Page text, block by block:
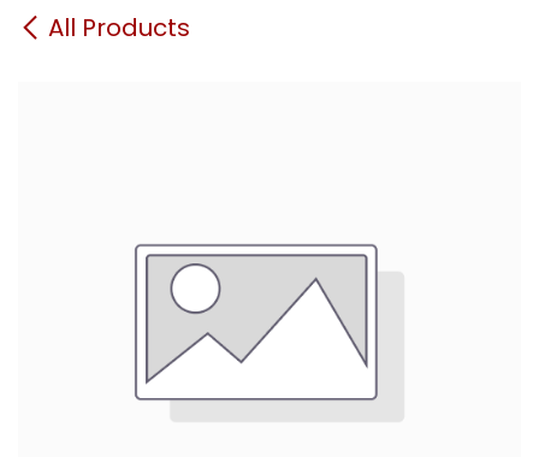
All Products